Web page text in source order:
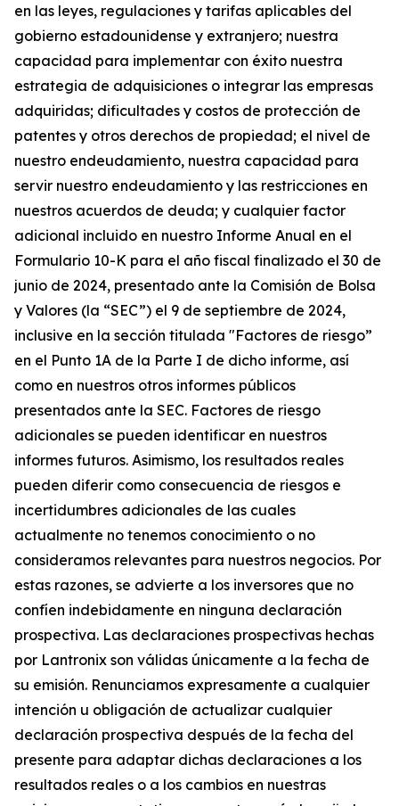
en las leyes, regulaciones y tarifas aplicables del
gobierno estadounidense y extranjero; nuestra
capacidad para implementar con éxito nuestra
estrategia de adquisiciones o integrar las empresas
adquiridas; dificultades y costos de protección de
patentes y otros derechos de propiedad; el nivel de
nuestro endeudamiento, nuestra capacidad para
servir nuestro endeudamiento y las restricciones en
nuestros acuerdos de deuda; y cualquier factor
adicional incluido en nuestro Informe Anual en el
Formulario 10-K para el año fiscal finalizado el 30 de
junio de 2024, presentado ante la Comisión de Bolsa
y Valores (la “SEC”) el 9 de septiembre de 2024,
inclusive en la sección titulada "Factores de riesgo”
en el Punto 1A de la Parte I de dicho informe, así
como en nuestros otros informes públicos
presentados ante la SEC. Factores de riesgo
adicionales se pueden identificar en nuestros
informes futuros. Asimismo, los resultados reales
pueden diferir como consecuencia de riesgos e
incertidumbres adicionales de las cuales
actualmente no tenemos conocimiento o no
consideramos relevantes para nuestros negocios. Por
estas razones, se advierte a los inversores que no
confíen indebidamente en ninguna declaración
prospectiva. Las declaraciones prospectivas hechas
por Lantronix son válidas únicamente a la fecha de
su emisión. Renunciamos expresamente a cualquier
intención u obligación de actualizar cualquier
declaración prospectiva después de la fecha del
presente para adaptar dichas declaraciones a los
resultados reales o a los cambios en nuestras